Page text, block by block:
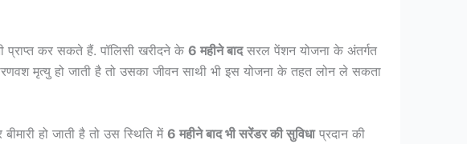
प्राप्त कर सकते हैं. पॉलिसी खरीदने के 6 महीने बादसरल पेंशन योजना के अंतर्गत
मृत्यु हो जाती है तो उसका जीवन साथी भी इस योजना के तहत लोन ले सकता
हो जाती है तो उस स्थिति में 6 महीने बाद भी सरेंडर की सुविधाप्रदान की